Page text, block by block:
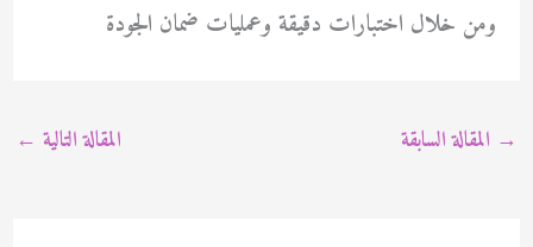
ومن خلال اختبارات دقيقة وعمليات ضمان الجودة
→ المقالة السابقة المقالة التالية ←